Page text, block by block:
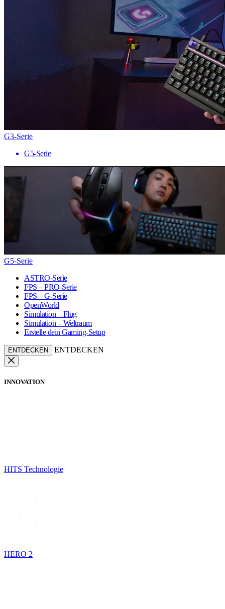
G3-Serie
G5-Serie
G5-Serie
ASTRO-Serie
FPS – PRO-Serie
FPS – G-Serie
OpenWorld
Simulation – Flug
Simulation – Weltraum
Erstelle dein Gaming-Setup
ENTDECKEN ENTDECKEN
INNOVATION
HITS Technologie
HERO 2